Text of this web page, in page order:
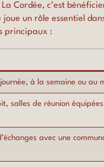
Cordée, c’est
un rôle essentiel
principaux :
à la semaine ou au
salles de réunion
avec une